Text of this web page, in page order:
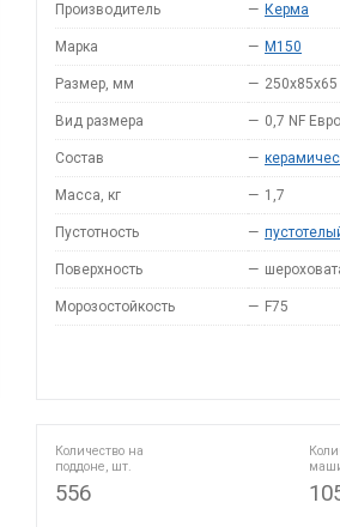
Производитель — Керма
Марка — M150
Размер, мм — 250х85х65
Вид размера — 0,7 NF Евро
Состав —
Масса, кг — 1,7
Пустотность —
Поверхность —
Морозостойкость — F75
Количество на
поддоне, шт.
556